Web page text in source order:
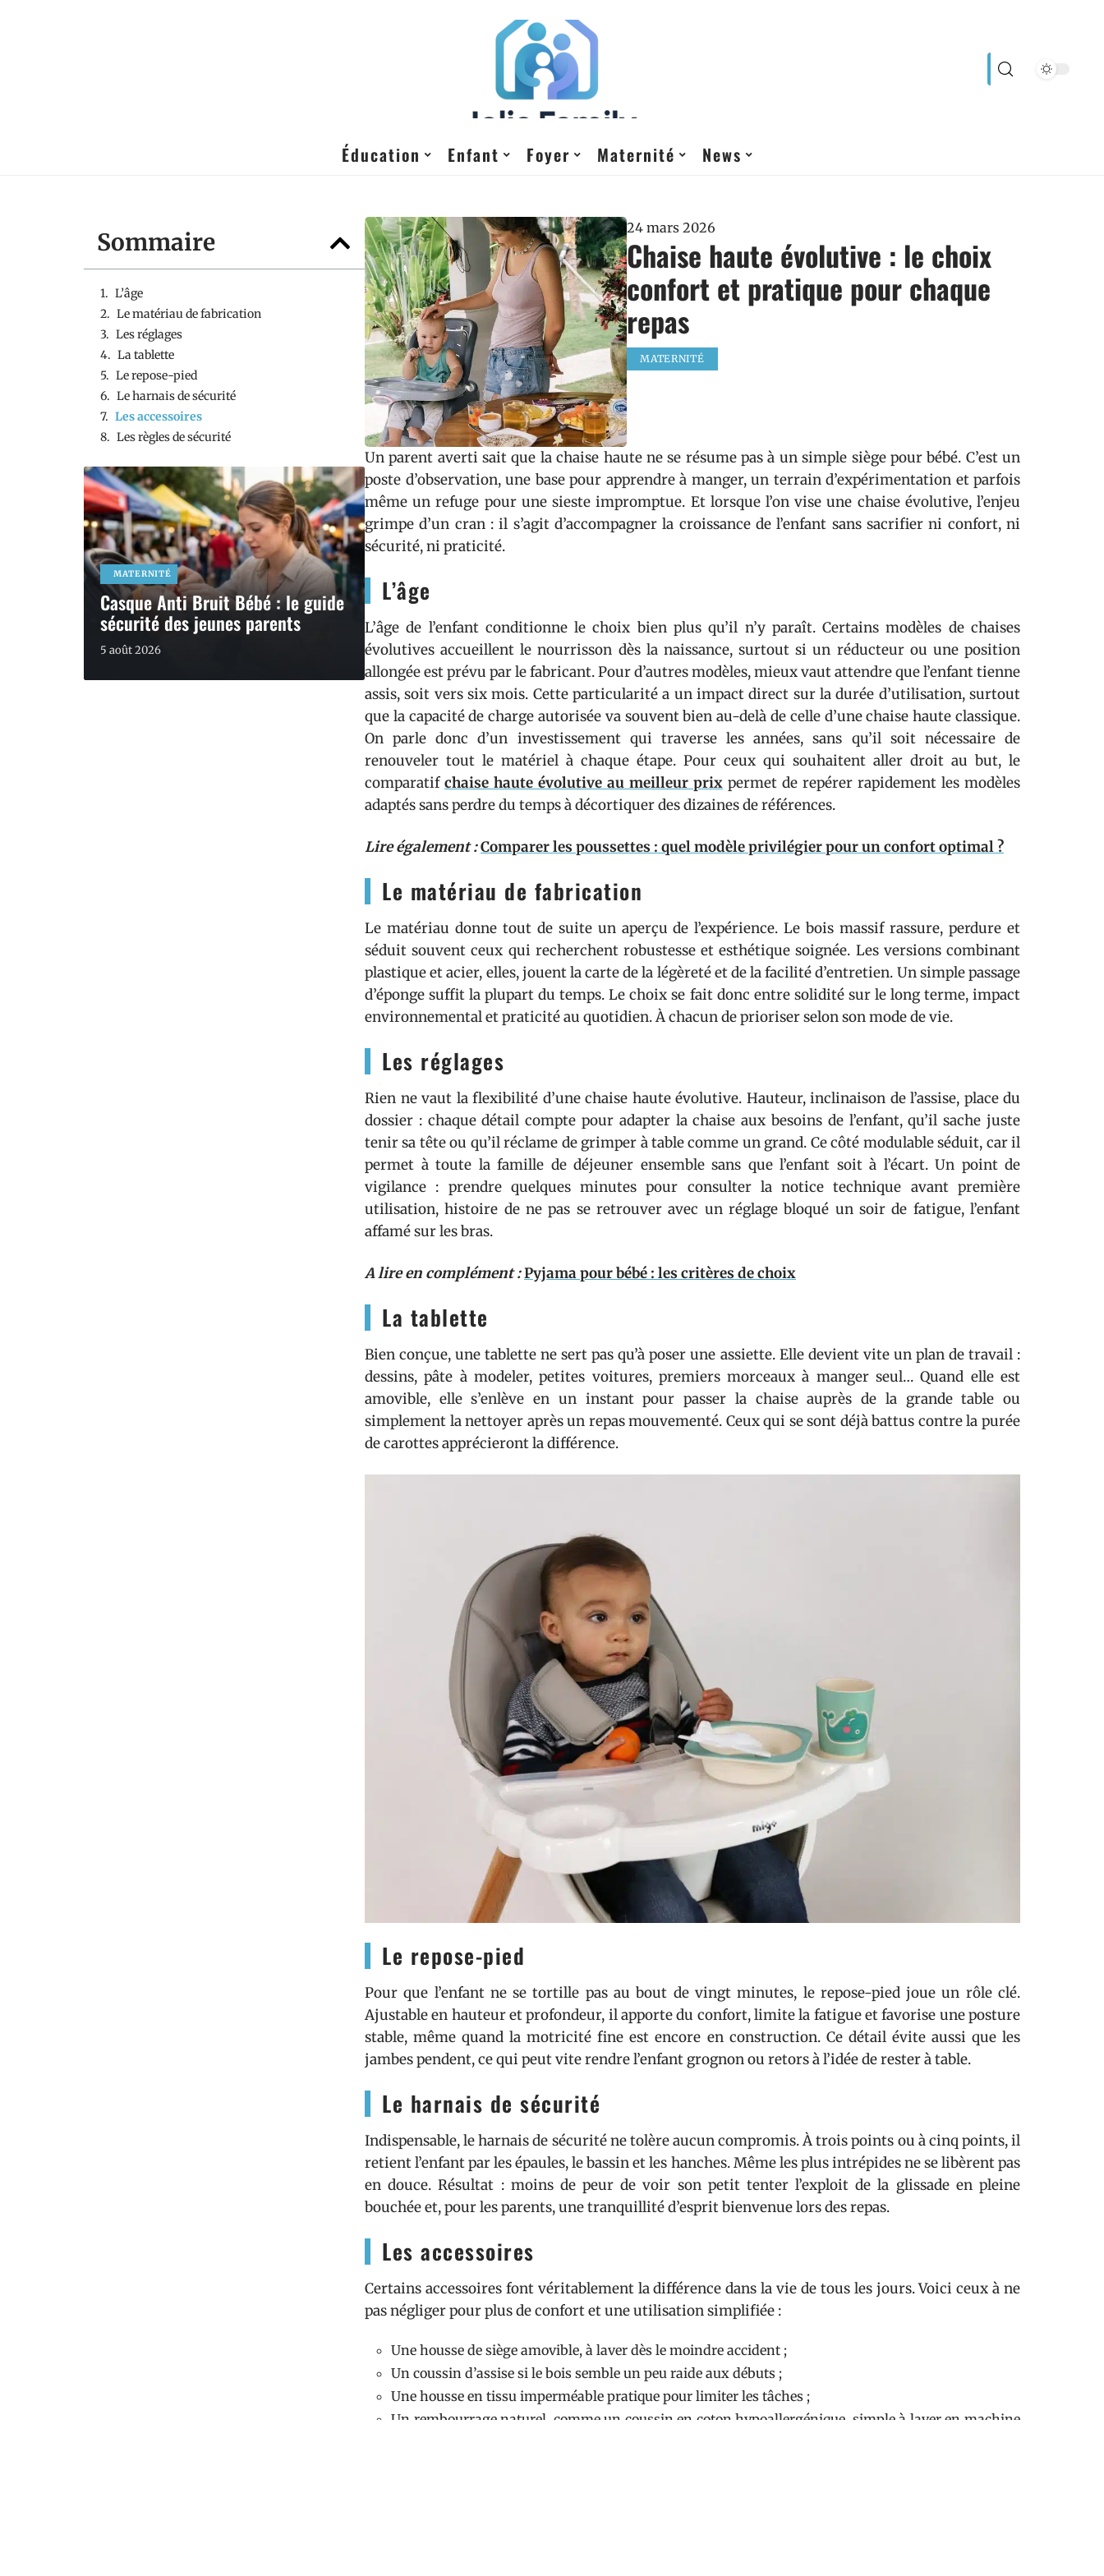
Éducation Enfant Foyer Maternité News
Sommaire
L’âge
Le matériau de fabrication
Les réglages
La tablette
Le repose-pied
Le harnais de sécurité
Les accessoires
Les règles de sécurité
MATERNITÉ
Casque Anti Bruit Bébé : le guide
sécurité des jeunes parents
5 août 2026
24 mars 2026
Chaise haute évolutive : le choix
confort et pratique pour chaque
repas
MATERNITÉ
Un parent averti sait que la chaise haute ne se résume pas à un simple siège pour bébé. C’est un
poste d’observation, une base pour apprendre à manger, un terrain d’expérimentation et parfois
même un refuge pour une sieste impromptue. Et lorsque l’on vise une chaise évolutive, l’enjeu
grimpe d’un cran : il s’agit d’accompagner la croissance de l’enfant sans sacrifier ni confort, ni
sécurité, ni praticité.
L’âge
L’âge de l’enfant conditionne le choix bien plus qu’il n’y paraît. Certains modèles de chaises
évolutives accueillent le nourrisson dès la naissance, surtout si un réducteur ou une position
allongée est prévu par le fabricant. Pour d’autres modèles, mieux vaut attendre que l’enfant tienne
assis, soit vers six mois. Cette particularité a un impact direct sur la durée d’utilisation, surtout
que la capacité de charge autorisée va souvent bien au-delà de celle d’une chaise haute classique.
On parle donc d’un investissement qui traverse les années, sans qu’il soit nécessaire de
renouveler tout le matériel à chaque étape. Pour ceux qui souhaitent aller droit au but, le
comparatif chaise haute évolutive au meilleur prix permet de repérer rapidement les modèles
adaptés sans perdre du temps à décortiquer des dizaines de références.
Lire également :Comparer les poussettes : quel modèle privilégier pour un confort optimal ?
Le matériau de fabrication
Le matériau donne tout de suite un aperçu de l’expérience. Le bois massif rassure, perdure et
séduit souvent ceux qui recherchent robustesse et esthétique soignée. Les versions combinant
plastique et acier, elles, jouent la carte de la légèreté et de la facilité d’entretien. Un simple passage
d’éponge suffit la plupart du temps. Le choix se fait donc entre solidité sur le long terme, impact
environnemental et praticité au quotidien. À chacun de prioriser selon son mode de vie.
Les réglages
Rien ne vaut la flexibilité d’une chaise haute évolutive. Hauteur, inclinaison de l’assise, place du
dossier : chaque détail compte pour adapter la chaise aux besoins de l’enfant, qu’il sache juste
tenir sa tête ou qu’il réclame de grimper à table comme un grand. Ce côté modulable séduit, car il
permet à toute la famille de déjeuner ensemble sans que l’enfant soit à l’écart. Un point de
vigilance : prendre quelques minutes pour consulter la notice technique avant première
utilisation, histoire de ne pas se retrouver avec un réglage bloqué un soir de fatigue, l’enfant
affamé sur les bras.
A lire en complément :Pyjama pour bébé : les critères de choix
La tablette
Bien conçue, une tablette ne sert pas qu’à poser une assiette. Elle devient vite un plan de travail :
dessins, pâte à modeler, petites voitures, premiers morceaux à manger seul… Quand elle est
amovible, elle s’enlève en un instant pour passer la chaise auprès de la grande table ou
simplement la nettoyer après un repas mouvementé. Ceux qui se sont déjà battus contre la purée
de carottes apprécieront la différence.
Le repose-pied
Pour que l’enfant ne se tortille pas au bout de vingt minutes, le repose-pied joue un rôle clé.
Ajustable en hauteur et profondeur, il apporte du confort, limite la fatigue et favorise une posture
stable, même quand la motricité fine est encore en construction. Ce détail évite aussi que les
jambes pendent, ce qui peut vite rendre l’enfant grognon ou retors à l’idée de rester à table.
Le harnais de sécurité
Indispensable, le harnais de sécurité ne tolère aucun compromis. À trois points ou à cinq points, il
retient l’enfant par les épaules, le bassin et les hanches. Même les plus intrépides ne se libèrent pas
en douce. Résultat : moins de peur de voir son petit tenter l’exploit de la glissade en pleine
bouchée et, pour les parents, une tranquillité d’esprit bienvenue lors des repas.
Les accessoires
Certains accessoires font véritablement la différence dans la vie de tous les jours. Voici ceux à ne
pas négliger pour plus de confort et une utilisation simplifiée :
Une housse de siège amovible, à laver dès le moindre accident ;
Un coussin d’assise si le bois semble un peu raide aux débuts ;
Une housse en tissu imperméable pratique pour limiter les tâches ;
Un rembourrage naturel, comme un coussin en coton hypoallergénique, simple à laver en machine